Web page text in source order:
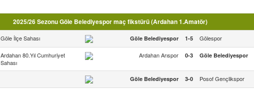
2025/26 Sezonu Göle Belediyespor maç fikstürü (Ardahan 1.Amatör)
Göle İlçe Sahası Göle Belediyespor 1-5 Gölespor
Ardahan 80.Yıl Cumhuriyet
Sahası
Ardahan Arıspor 0-3 Göle Belediyespor
Göle Belediyespor 3-0 Posof Gençlikspor